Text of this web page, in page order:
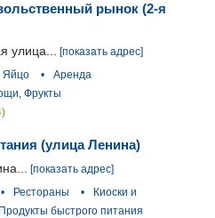
рынок (2-я
улица... [показать адрес]
Яйцо •
Аренда
Фрукты
(улица Ленина)
[показать адрес]
• Рестораны •
Киоски и
Продукты быстрого питания